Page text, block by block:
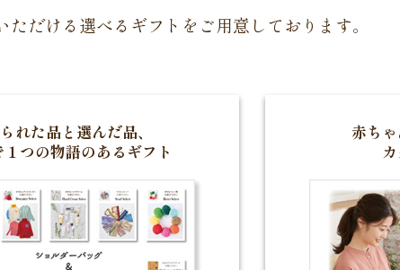
だける選べるギフトをご用意しております。
れた品と選んだ品、
つの物語のあるギフト
赤ち